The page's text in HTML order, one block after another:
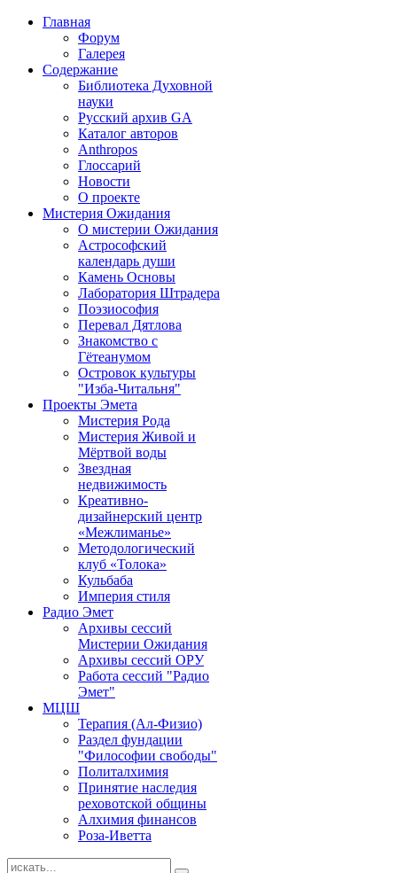
Главная
Форум
Галерея
Содержание
Библиотека Духовной
науки
Русский архив GA
Каталог авторов
Anthropos
Глоссарий
Новости
О проекте
Мистерия Ожидания
О мистерии Ожидания
Астрософский
календарь души
Камень Основы
Лаборатория Штрадера
Поэзиософия
Перевал Дятлова
Знакомство с
Гётеанумом
Островок культуры
"Изба-Читальня"
Проекты Эмета
Мистерия Рода
Мистерия Живой и
Мёртвой воды
Звездная
недвижимость
Креативно-
дизайнерский центр
«Межлиманье»
Методологический
клуб «Толока»
Кульбаба
Империя стиля
Радио Эмет
Архивы сессий
Мистерии Ожидания
Архивы сессий ОРУ
Работа сессий "Радио
Эмет"
МЦШ
Терапия (Ал-Физио)
Раздел фундации
"Философии свободы"
Политалхимия
Принятие наследия
реховотской общины
Алхимия финансов
Роза-Иветта